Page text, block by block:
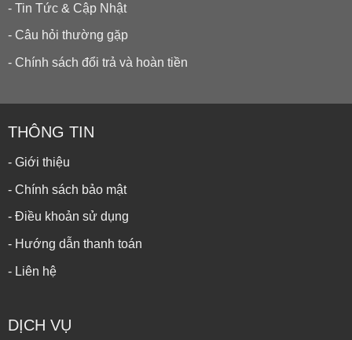
- Tin Tức & Cập Nhật
- Câu hỏi thường gặp
- Chính sách đổi trả và hoàn tiền
THÔNG TIN
- Giới thiệu
- Chính sách bảo mật
- Điều khoản sử dụng
- Hướng dẫn thanh toán
- Liên hệ
DỊCH VỤ